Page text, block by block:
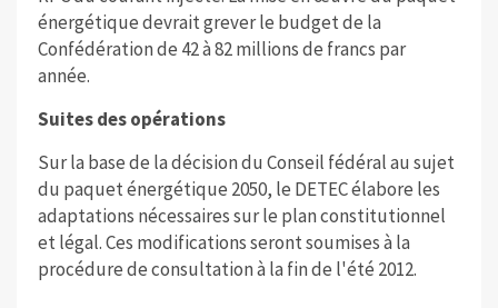
énergétique devrait grever le budget de la
Confédération de 42 à 82 millions de francs par
année.
Suites des opérations
Sur la base de la décision du Conseil fédéral au sujet
du paquet énergétique 2050, le DETEC élabore les
adaptations nécessaires sur le plan constitutionnel
et légal. Ces modifications seront soumises à la
procédure de consultation à la fin de l'été 2012.